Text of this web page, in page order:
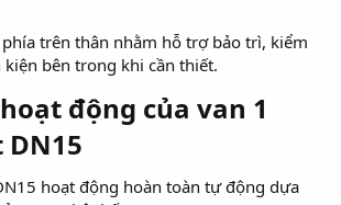
trên thân nhằm hỗ trợ bảo trì, kiểm
bên trong khi cần thiết.
động của van 1
hoạt động hoàn toàn tự động dựa